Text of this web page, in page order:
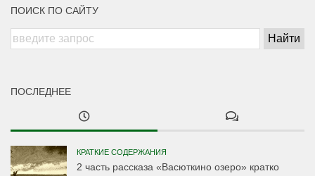
ПОИСК ПО САЙТУ
ПОСЛЕДНЕЕ
КРАТКИЕ СОДЕРЖАНИЯ
2 часть рассказа «Васюткино озеро» кратко